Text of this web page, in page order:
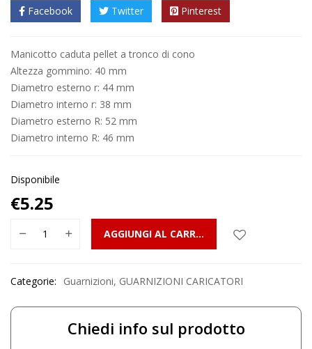
Facebook Twitter Pinterest
Manicotto caduta pellet a tronco di cono
Altezza gommino: 40 mm
Diametro esterno r: 44 mm
Diametro interno r: 38 mm
Diametro esterno R: 52 mm
Diametro interno R: 46 mm
Disponibile
€5.25
AGGIUNGI AL CARRELLO
Categorie: Guarnizioni, GUARNIZIONI CARICATORI
Chiedi info sul prodotto